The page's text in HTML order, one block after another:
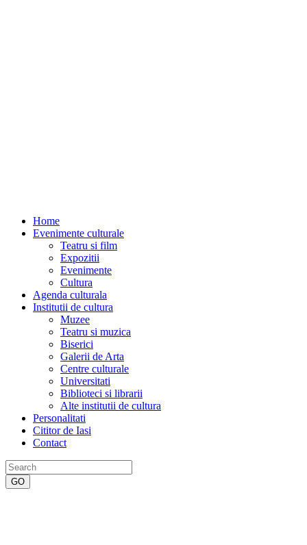
Home
Evenimente culturale
Teatru si film
Expozitii
Evenimente
Cultura
Agenda culturala
Institutii de cultura
Muzee
Teatru si muzica
Biserici
Galerii de Arta
Centre culturale
Universitati
Biblioteci si librarii
Alte institutii de cultura
Personalitati
Cititor de Iasi
Contact